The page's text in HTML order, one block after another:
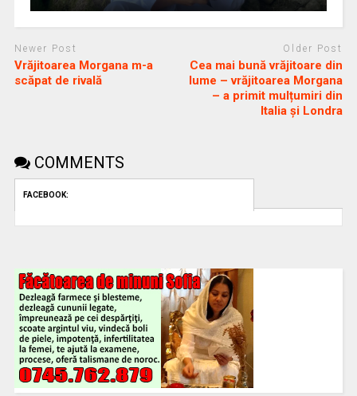
Newer Post
Vrăjitoarea Morgana m-a
scăpat de rivală
Older Post
Cea mai bună vrăjitoare din
lume – vrăjitoarea Morgana
– a primit mulțumiri din
Italia și Londra
COMMENTS
FACEBOOK: